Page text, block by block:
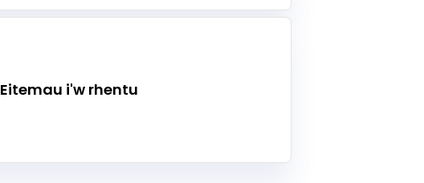
Eitemau i'w rhentu